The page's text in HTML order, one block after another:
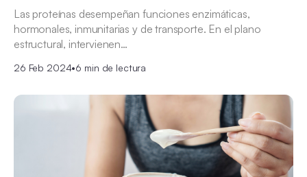
Las proteínas desempeñan funciones enzimáticas,
hormonales, inmunitarias y de transporte. En el plano
estructural, intervienen…
26 Feb 2024•6 min de lectura